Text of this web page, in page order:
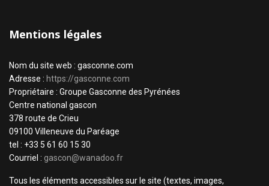
Mentions légales
Nom du site web : gasconne.com
Adresse : https://gasconne.com
Propriétaire : Groupe Gasconne des Pyrénées
Centre national gascon
378 route de Crieu
09100 Villeneuve du Paréage
tel : +33 5 61 60 15 30
Courriel : gascon@wanadoo.fr
Tous les éléments accessibles sur le site (textes, images,